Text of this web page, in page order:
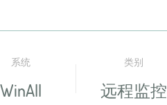
系统
WinAll
类别
远程监控